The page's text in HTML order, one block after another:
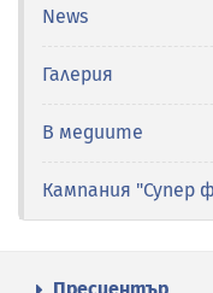
News
Галерия
В медиите
Кампания "Супер